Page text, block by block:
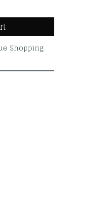
Shopping